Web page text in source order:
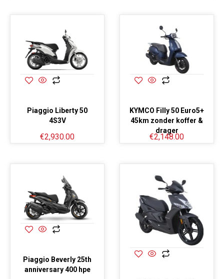
Piaggio Liberty 50
4S3V
€2,930.00
KYMCO Filly 50 Euro5+
45km zonder koffer &
drager
€2,148.00
Piaggio Beverly 25th
anniversary 400 hpe